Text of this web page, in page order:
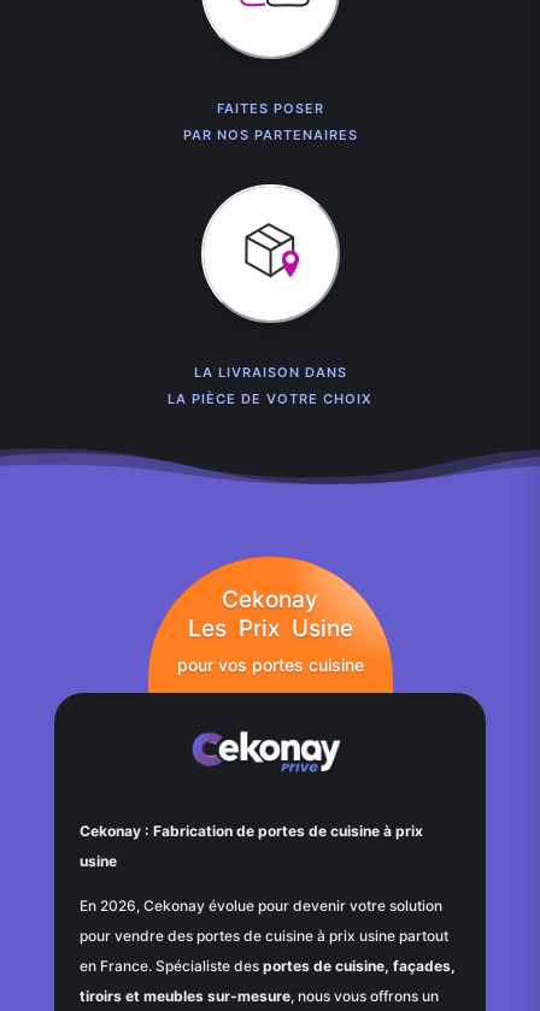
FAITES POSER
PAR NOS PARTENAIRES
LA LIVRAISON DANS
LA PIÈCE DE VOTRE CHOIX
Cekonay
Les Prix Usine
pour vos portes cuisine
Cekonay : Fabrication de portes de cuisine à prix
usine
En 2026, Cekonay évolue pour devenir votre solution
pour vendre des portes de cuisine à prix usine partout
en France. Spécialiste des portes de cuisine, façades,
tiroirs et meubles sur-mesure, nous vous offrons un